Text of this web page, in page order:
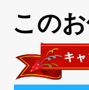
この